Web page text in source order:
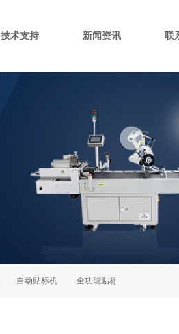
技术支持 新闻资讯 联
自动贴标机 全功能贴标机